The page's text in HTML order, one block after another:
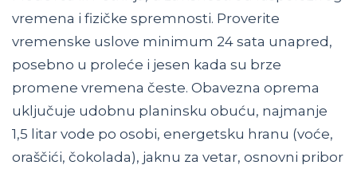
vremena i fizičke spremnosti. Proverite
vremenske uslove minimum 24 sata unapred,
posebno u proleće i jesen kada su brze
promene vremena česte. Obavezna oprema
uključuje udobnu planinsku obuću, najmanje
1,5 litar vode po osobi, energetsku hranu (voće,
oraščići, čokolada), jaknu za vetar, osnovni pribor